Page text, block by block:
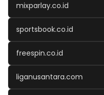
mixparlay.co.id
sportsbook.co.id
freespin.co.id
liganusantara.com